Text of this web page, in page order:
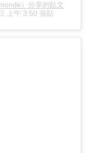
）分享的貼文
上午 3:50 張貼